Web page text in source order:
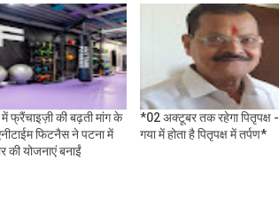
में फ्रैंचाइज़ी की बढ़ती मांग के
फिटनैस ने पटना में
की योजनाएं बनाईं
*02 अक्टूबर तक रहेगा पितृपक्ष -
गया में होता है पितृपक्ष में तर्पण*